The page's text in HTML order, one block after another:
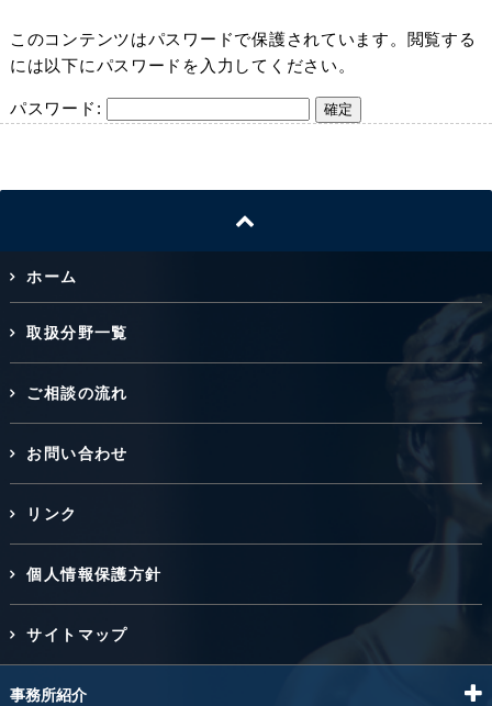
このコンテンツはパスワードで保護されています。閲覧する
には以下にパスワードを入力してください。
パスワード:
ホーム
取扱分野一覧
ご相談の流れ
お問い合わせ
リンク
個人情報保護方針
サイトマップ
事務所紹介